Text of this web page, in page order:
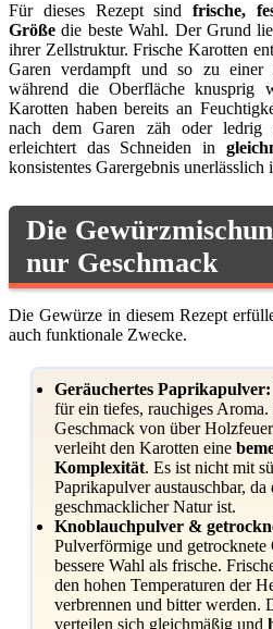
Für dieses Rezept sind frische,
Größe die beste Wahl. Der Grund
ihrer Zellstruktur. Frische Karotten
Garen verdampft und so zu einer
während die Oberfläche knusprig
Karotten haben bereits an
nach dem Garen zäh oder
erleichtert das Schneiden in
konsistentes Garergebnis unerlässlich
Die
nur Geschmack
Die Gewürze in diesem Rezept
auch funktionale Zwecke.
Geräuchertes Paprikapulver:
für ein tiefes, rauchiges
Geschmack von über
verleiht den Karotten eine
Komplexität. Es ist nicht mit
Paprikapulver austauschbar,
geschmacklicher Natur ist.
Knoblauchpulver &
Pulverförmige und
bessere Wahl als frische.
den hohen Temperaturen der
verbrennen und bitter werden.
verteilen sich gleichmäßig und